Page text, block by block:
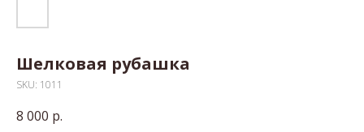
Шелковая рубашка
SKU: 1011
8 000 р.